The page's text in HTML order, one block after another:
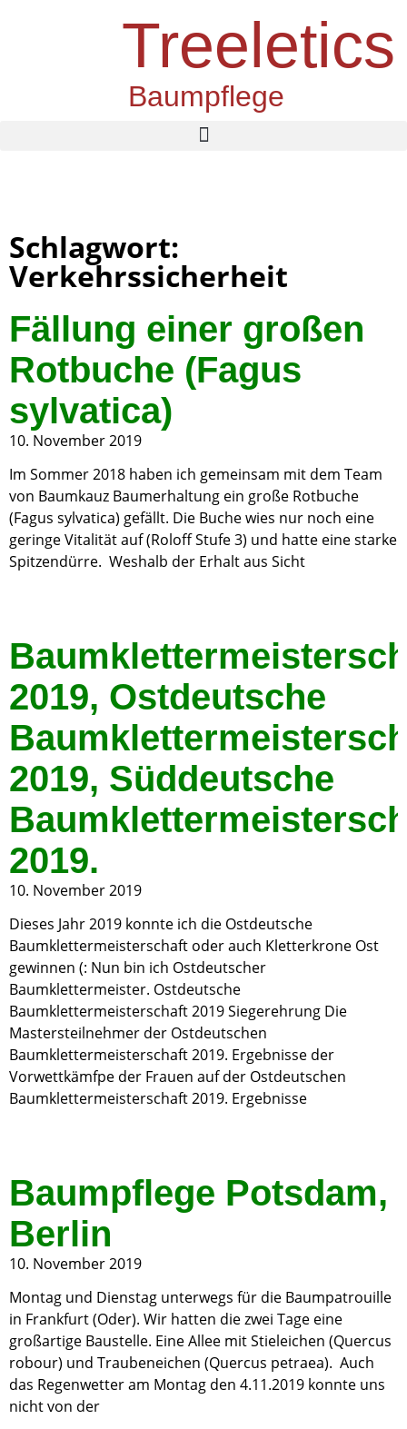
Treeletics
Baumpflege
Schlagwort:
Verkehrssicherheit
Fällung einer großen
Rotbuche (Fagus
sylvatica)
10. November 2019
Im Sommer 2018 haben ich gemeinsam mit dem Team
von Baumkauz Baumerhaltung ein große Rotbuche
(Fagus sylvatica) gefällt. Die Buche wies nur noch eine
geringe Vitalität auf (Roloff Stufe 3) und hatte eine starke
Spitzendürre. Weshalb der Erhalt aus Sicht
2019, Ostdeutsche
2019, Süddeutsche
2019.
10. November 2019
Dieses Jahr 2019 konnte ich die Ostdeutsche
Baumklettermeisterschaft oder auch Kletterkrone Ost
gewinnen (: Nun bin ich Ostdeutscher
Baumklettermeister. Ostdeutsche
Baumklettermeisterschaft 2019 Siegerehrung Die
Mastersteilnehmer der Ostdeutschen
Baumklettermeisterschaft 2019. Ergebnisse der
Vorwettkämfpe der Frauen auf der Ostdeutschen
Baumklettermeisterschaft 2019. Ergebnisse
Baumpflege Potsdam,
Berlin
10. November 2019
Montag und Dienstag unterwegs für die Baumpatrouille
in Frankfurt (Oder). Wir hatten die zwei Tage eine
großartige Baustelle. Eine Allee mit Stieleichen (Quercus
robour) und Traubeneichen (Quercus petraea). Auch
das Regenwetter am Montag den 4.11.2019 konnte uns
nicht von der